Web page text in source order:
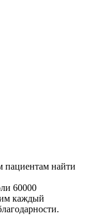
пациентам найти
60000
каждый